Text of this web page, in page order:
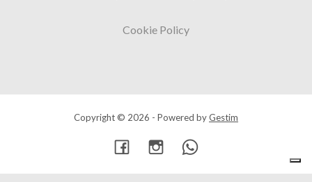
Cookie Policy
Copyright © 2026 - Powered byGestim